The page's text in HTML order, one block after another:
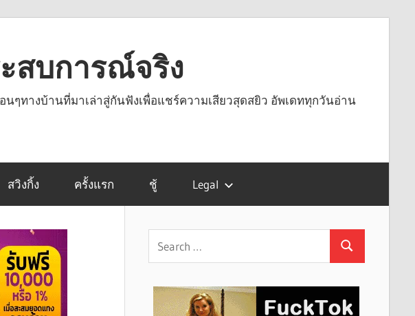
ะสบการณ์จริง
นๆทางบ้านที่มาเล่าสู่กันฟังเพื่อแชร์ความเสียวสุดสยิว อัพเดททุกวันอ่าน
สวิงกิ้ง ครั้งแรก ชู้ Legal